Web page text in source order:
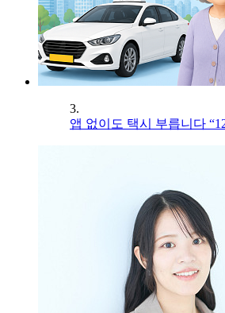
3.
앱 없이도 택시 부릅니다